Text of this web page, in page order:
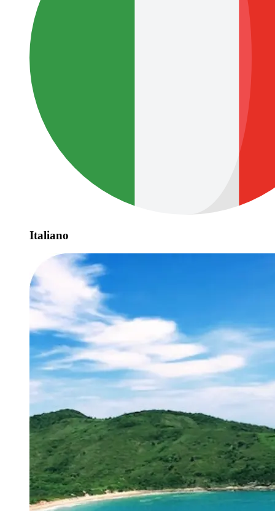
Italiano